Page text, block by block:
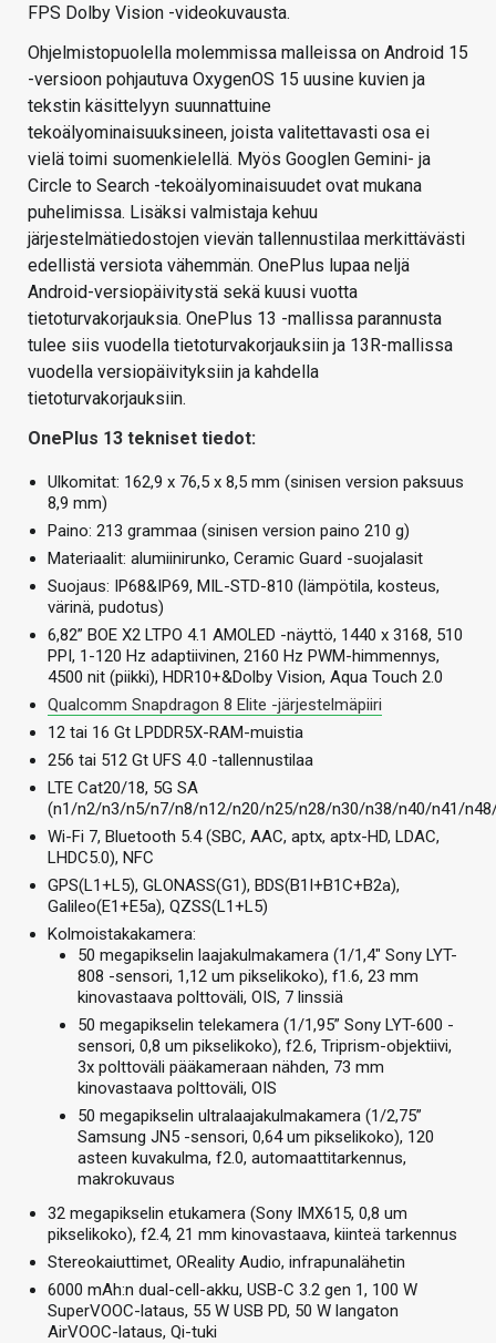
FPS Dolby Vision -videokuvausta.
Ohjelmistopuolella molemmissa malleissa on Android 15
-versioon pohjautuva OxygenOS 15 uusine kuvien ja
tekstin käsittelyyn suunnattuine
tekoälyominaisuuksineen, joista valitettavasti osa ei
vielä toimi suomenkielellä. Myös Googlen Gemini- ja
Circle to Search -tekoälyominaisuudet ovat mukana
puhelimissa. Lisäksi valmistaja kehuu
järjestelmätiedostojen vievän tallennustilaa merkittävästi
edellistä versiota vähemmän. OnePlus lupaa neljä
Android-versiopäivitystä sekä kuusi vuotta
tietoturvakorjauksia. OnePlus 13 -mallissa parannusta
tulee siis vuodella tietoturvakorjauksiin ja 13R-mallissa
vuodella versiopäivityksiin ja kahdella
tietoturvakorjauksiin.
OnePlus 13 tekniset tiedot:
Ulkomitat: 162,9 x 76,5 x 8,5 mm (sinisen version paksuus
8,9 mm)
Paino: 213 grammaa (sinisen version paino 210 g)
Materiaalit: alumiinirunko, Ceramic Guard -suojalasit
Suojaus: IP68&IP69, MIL-STD-810 (lämpötila, kosteus,
värinä, pudotus)
6,82” BOE X2 LTPO 4.1 AMOLED -näyttö, 1440 x 3168, 510
PPI, 1-120 Hz adaptiivinen, 2160 Hz PWM-himmennys,
4500 nit (piikki), HDR10+&Dolby Vision, Aqua Touch 2.0
Qualcomm Snapdragon 8 Elite -järjestelmäpiiri
12 tai 16 Gt LPDDR5X-RAM-muistia
256 tai 512 Gt UFS 4.0 -tallennustilaa
LTE Cat20/18, 5G SA
(n1/n2/n3/n5/n7/n8/n12/n20/n25/n28/n30/n38/n40/n41/
Wi-Fi 7, Bluetooth 5.4 (SBC, AAC, aptx, aptx-HD, LDAC,
LHDC5.0), NFC
GPS(L1+L5), GLONASS(G1), BDS(B1I+B1C+B2a),
Galileo(E1+E5a), QZSS(L1+L5)
Kolmoistakakamera:
50 megapikselin laajakulmakamera (1/1,4″ Sony LYT-
808 -sensori, 1,12 um pikselikoko), f1.6, 23 mm
kinovastaava polttoväli, OIS, 7 linssiä
50 megapikselin telekamera (1/1,95” Sony LYT-600 -
sensori, 0,8 um pikselikoko), f2.6, Triprism-objektiivi,
3x polttoväli pääkameraan nähden, 73 mm
kinovastaava polttoväli, OIS
50 megapikselin ultralaajakulmakamera (1/2,75”
Samsung JN5 -sensori, 0,64 um pikselikoko), 120
asteen kuvakulma, f2.0, automaattitarkennus,
makrokuvaus
32 megapikselin etukamera (Sony IMX615, 0,8 um
pikselikoko), f2.4, 21 mm kinovastaava, kiinteä tarkennus
Stereokaiuttimet, OReality Audio, infrapunalähetin
6000 mAh:n dual-cell-akku, USB-C 3.2 gen 1, 100 W
SuperVOOC-lataus, 55 W USB PD, 50 W langaton
AirVOOC-lataus, Qi-tuki